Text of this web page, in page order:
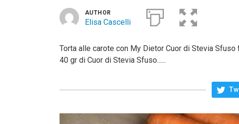
AUTHOR
Elisa Cascelli
Torta alle carote con My Dietor Cuor di Stevia
40 gr di Cuor di Stevia Sfuso......